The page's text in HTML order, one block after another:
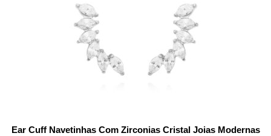
Ear Cuff Navetinhas Com Zirconias Cristal Joias Modernas